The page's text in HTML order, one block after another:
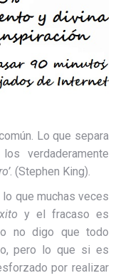
Lo que separa
verdaderamente
. (Stephen King).
que muchas veces
y el fracaso es
no digo que todo
pero lo que si es
por realizar